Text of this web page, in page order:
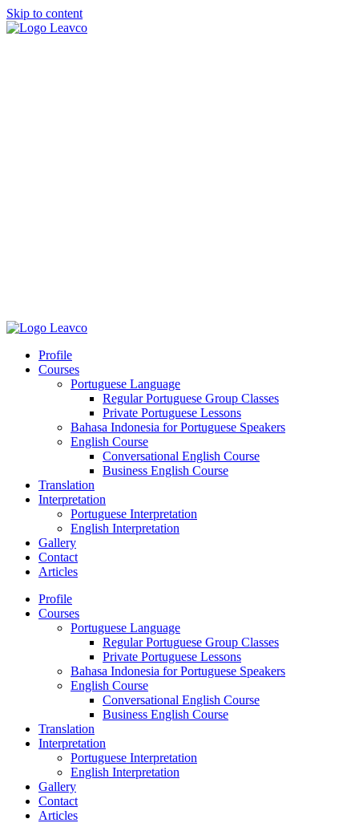
Skip to content
Profile
Courses
Portuguese Language
Regular Portuguese Group Classes
Private Portuguese Lessons
Bahasa Indonesia for Portuguese Speakers
English Course
Conversational English Course
Business English Course
Translation
Interpretation
Portuguese Interpretation
English Interpretation
Gallery
Contact
Articles
Profile
Courses
Portuguese Language
Regular Portuguese Group Classes
Private Portuguese Lessons
Bahasa Indonesia for Portuguese Speakers
English Course
Conversational English Course
Business English Course
Translation
Interpretation
Portuguese Interpretation
English Interpretation
Gallery
Contact
Articles